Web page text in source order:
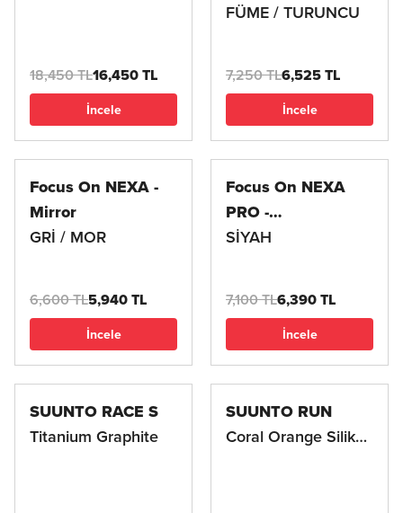
18,450 TL16,450 TL
İncele
FÜME / TURUNCU
7,250 TL6,525 TL
İncele
Focus On NEXA -
Mirror
GRİ / MOR
6,600 TL5,940 TL
İncele
Focus On NEXA
PRO -
Photochromic
SİYAH
7,100 TL6,390 TL
İncele
SUUNTO RACE S
Titanium Graphite
SUUNTO RUN
Coral Orange Silikon